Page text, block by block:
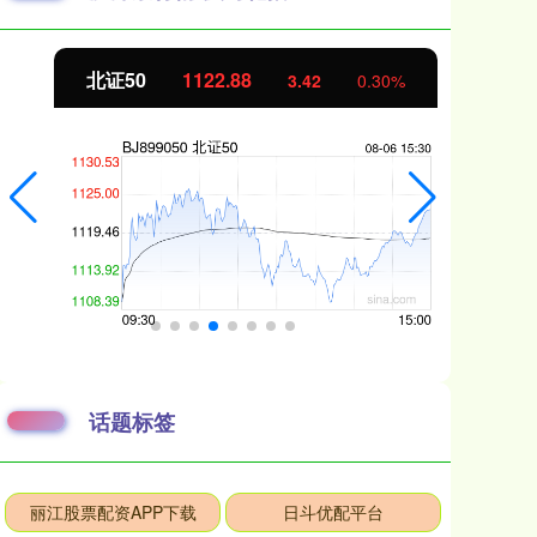
北证50 1122.88 3.42 0.30%
话题标签
丽江股票配资APP下载 日斗优配平台